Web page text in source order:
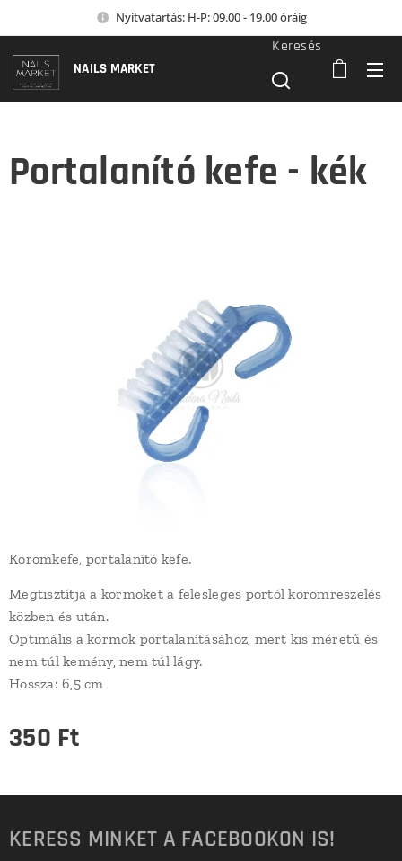
Nyitvatartás: H-P: 09.00 - 19.00 óráig
NAILS MARKET
Keresés
Portalanító kefe - kék
Körömkefe, portalanító kefe.
Megtisztítja a körmöket a felesleges portól körömreszelés
közben és után.
Optimális a körmök portalanításához, mert kis méretű és
nem túl kemény, nem túl lágy.
Hossza: 6,5 cm
350 Ft
KERESS MINKET A FACEBOOKON IS!